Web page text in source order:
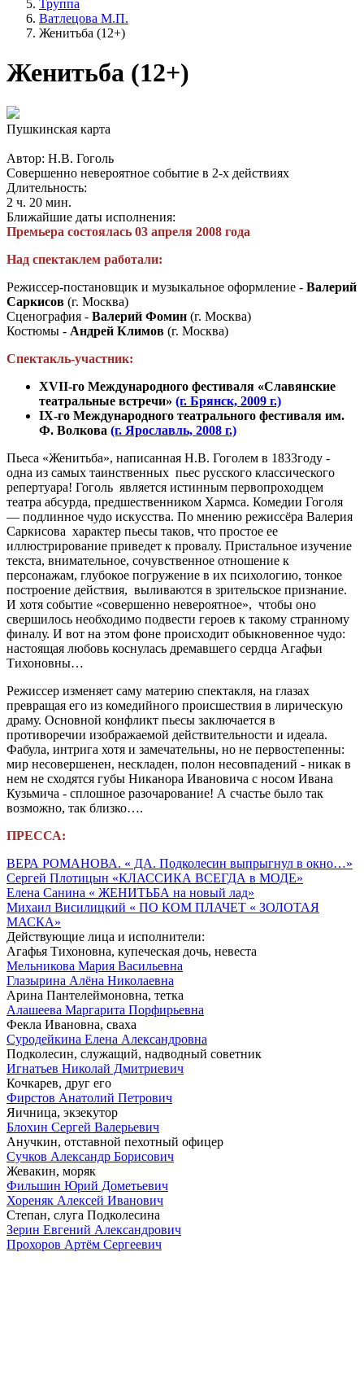
Труппа
Ватлецова М.П.
Женитьба (12+)
Женитьба (12+)
Пушкинская карта
Автор: Н.В. Гоголь
Совершенно невероятное событие в 2-х действиях
Длительность:
2 ч. 20 мин.
Ближайшие даты исполнения:
Премьера состоялась 03 апреля 2008 года
Над спектаклем работали:
Режиссер-постановщик и музыкальное оформление - Валерий
Саркисов (г. Москва)
Сценография - Валерий Фомин (г. Москва)
Костюмы - Андрей Климов (г. Москва)
Спектакль-участник:
XVII-го Международного фестиваля «Славянские
театральные встречи» (г. Брянск, 2009 г.)
IX-го Международного театрального фестиваля им.
Ф. Волкова (г. Ярославль, 2008 г.)
Пьеса «Женитьба», написанная Н.В. Гоголем в 1833году -
одна из самых таинственных пьес русского классического
репертуара! Гоголь является истинным первопроходцем
театра абсурда, предшественником Хармса. Комедии Гоголя
— подлинное чудо искусства. По мнению режиссёра Валерия
Саркисова характер пьесы таков, что простое ее
иллюстрирование приведет к провалу. Пристальное изучение
текста, внимательное, сочувственное отношение к
персонажам, глубокое погружение в их психологию, тонкое
построение действия, выливаются в зрительское признание.
И хотя событие «совершенно невероятное», чтобы оно
свершилось необходимо подвести героев к такому странному
финалу. И вот на этом фоне происходит обыкновенное чудо:
настоящая любовь коснулась дремавшего сердца Агафьи
Тихоновны…
Режиссер изменяет саму материю спектакля, на глазах
превращая его из комедийного происшествия в лирическую
драму. Основной конфликт пьесы заключается в
противоречии изображаемой действительности и идеала.
Фабула, интрига хотя и замечательны, но не первостепенны:
мир несовершенен, нескладен, полон несовпадений - никак в
нем не сходятся губы Никанора Ивановича c носом Ивана
Кузьмича - сплошное разочарование! А счастье было так
возможно, так близко….
ПРЕССА:
ВЕРА РОМАНОВА. « ДА. Подколесин выпрыгнул в окно…»
Сергей Плотицын «КЛАССИКА ВСЕГДА в МОДЕ»
Елена Санина « ЖЕНИТЬБА на новый лад»
Михаил Висилицкий « ПО КОМ ПЛАЧЕТ « ЗОЛОТАЯ
МАСКА»
Действующие лица и исполнители:
Агафья Тихоновна, купеческая дочь, невеста
Мельникова Мария Васильевна
Глазырина Алёна Николаевна
Арина Пантелеймоновна, тетка
Алашеева Маргарита Порфирьевна
Фекла Ивановна, сваха
Суродейкина Елена Александровна
Подколесин, служащий, надводный советник
Игнатьев Николай Дмитриевич
Кочкарев, друг его
Фирстов Анатолий Петрович
Яичница, экзекутор
Блохин Сергей Валерьевич
Анучкин, отставной пехотный офицер
Сучков Александр Борисович
Жевакин, моряк
Фильшин Юрий Дометьевич
Хореняк Алексей Иванович
Степан, слуга Подколесина
Зерин Евгений Александрович
Прохоров Артём Сергеевич